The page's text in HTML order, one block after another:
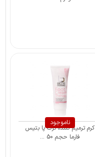
ناموجود
کرم ترمیم کننده ترک پا بتیس
فارما حجم 50 ...